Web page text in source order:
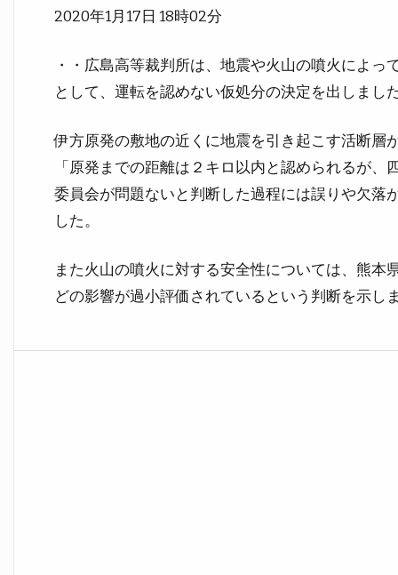
2020年1月17日 18時02分
・・広島高等裁判所は、地震や火山の噴火によ
として、運転を認めない仮処分の決定を出しまし
伊方原発の敷地の近くに地震を引き起こす活断層
「原発までの距離は２キロ以内と認められるが
委員会が問題ないと判断した過程には誤りや欠落
した。
また火山の噴火に対する安全性については、熊本
どの影響が過小評価されているという判断を示し